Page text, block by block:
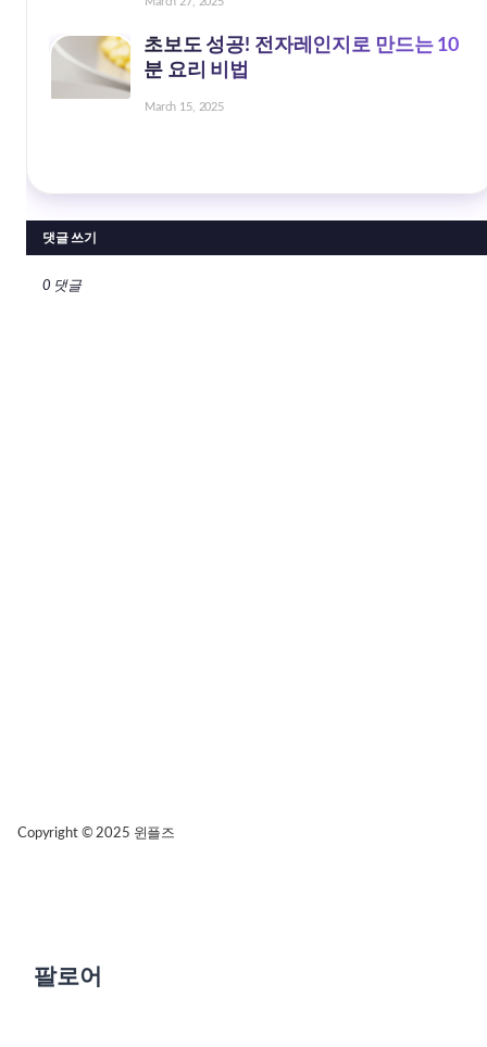
초보도 성공! 전자레인지로 만드는 10
분 요리 비법
March 15, 2025
댓글 쓰기
0 댓글
Copyright © 2025 윈플즈
팔로어